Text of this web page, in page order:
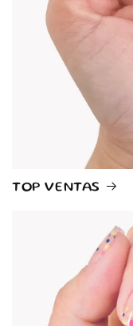
TOP VENTAS